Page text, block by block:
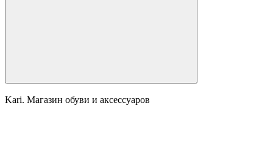
Kari. Магазин обуви и аксессуаров